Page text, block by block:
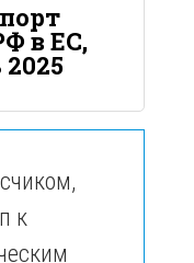
в ЕС,
к